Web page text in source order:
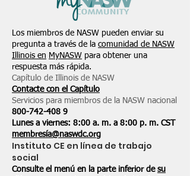
Los miembros de NASW pueden enviar su
pregunta a través de la comunidad de NASW
Illinois en MyNASW para obtener una
respuesta más rápida.
Capítulo de Illinois de NASW
Contacte con el Capítulo
Servicios para miembros de la NASW nacional
800-742-408 9
Lunes a viernes: 8:00 a. m. a 8:00 p. m. CST
membresía@naswdc.org
Instituto CE en línea de trabajo
social
Consulte el menú en la parte inferior de su